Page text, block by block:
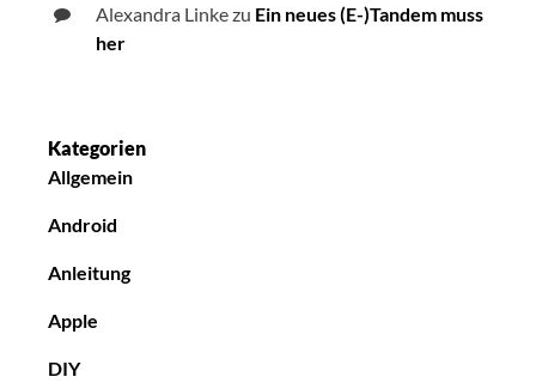
Alexandra Linkezu Ein neues (E-)Tandem muss
her
Kategorien
Allgemein
Android
Anleitung
Apple
DIY